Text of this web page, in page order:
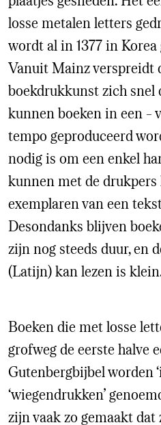
losse metalen letters
wordt al in 1377 in Korea
Vanuit Mainz verspreidt
boekdrukkunst zich snel
kunnen boeken in een –
tempo geproduceerd
nodig is om een enkel
kunnen met de drukpers
exemplaren van een
Desondanks blijven
zijn nog steeds duur, en
(Latijn) kan lezen is
Boeken die met losse
grofweg de eerste halve
Gutenbergbijbel worden
‘wiegendrukken’
zijn vaak zo gemaakt